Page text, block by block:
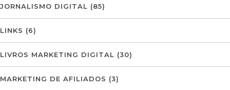
JORNALISMO DIGITAL (85)
LINKS (6)
LIVROS MARKETING DIGITAL (30)
MARKETING DE AFILIADOS (3)